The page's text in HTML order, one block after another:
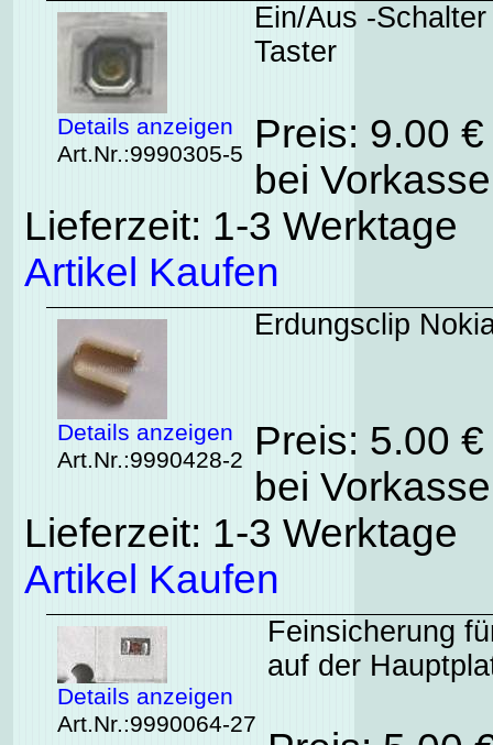
Details anzeigen
Art.Nr.:9990305-5
Ein/Aus -
Taster
Preis: 9.00
bei
Lieferzeit: 1-3 Werktage
Artikel Kaufen
Details anzeigen
Art.Nr.:9990428-2
Erdungsclip
Preis: 5.00
bei
Lieferzeit: 1-3 Werktage
Artikel Kaufen
Details anzeigen
Art.Nr.:9990064-27
Feinsicherung
auf der